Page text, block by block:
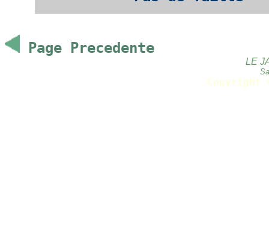
Page Precedente
LE
Copyright